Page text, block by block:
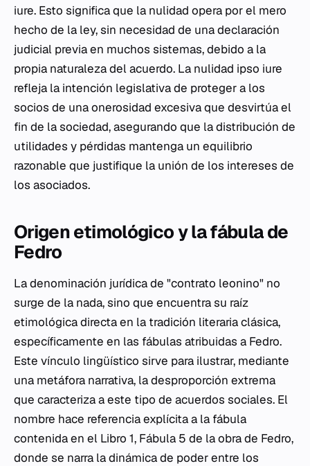
iure. Esto significa que la nulidad opera por el mero
hecho de la ley, sin necesidad de una declaración
judicial previa en muchos sistemas, debido a la
propia naturaleza del acuerdo. La nulidad ipso iure
refleja la intención legislativa de proteger a los
socios de una onerosidad excesiva que desvirtúa el
fin de la sociedad, asegurando que la distribución de
utilidades y pérdidas mantenga un equilibrio
razonable que justifique la unión de los intereses de
los asociados.
Origen etimológico y la fábula de
Fedro
La denominación jurídica de "contrato leonino" no
surge de la nada, sino que encuentra su raíz
etimológica directa en la tradición literaria clásica,
específicamente en las fábulas atribuidas a Fedro.
Este vínculo lingüístico sirve para ilustrar, mediante
una metáfora narrativa, la desproporción extrema
que caracteriza a este tipo de acuerdos sociales. El
nombre hace referencia explícita a la fábula
contenida en el Libro 1, Fábula 5 de la obra de Fedro,
donde se narra la dinámica de poder entre los